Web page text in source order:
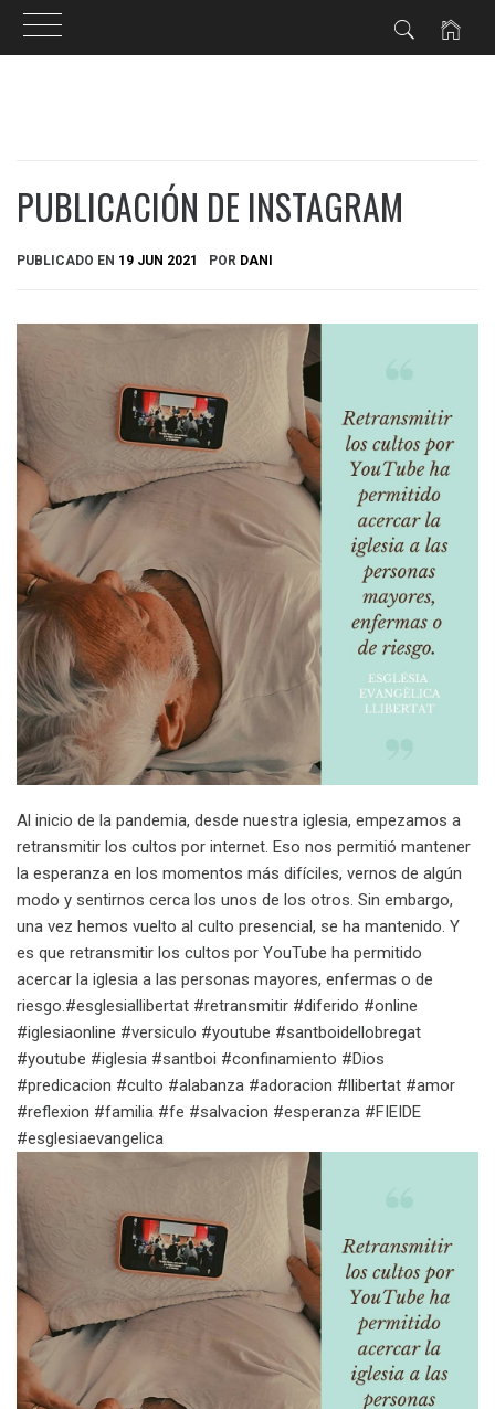
PUBLICACIÓN DE INSTAGRAM
PUBLICADO EN 19 JUN 2021 POR DANI
Al inicio de la pandemia, desde nuestra iglesia, empezamos a
retransmitir los cultos por internet. Eso nos permitió mantener
la esperanza en los momentos más difíciles, vernos de algún
modo y sentirnos cerca los unos de los otros. Sin embargo,
una vez hemos vuelto al culto presencial, se ha mantenido. Y
es que retransmitir los cultos por YouTube ha permitido
acercar la iglesia a las personas mayores, enfermas o de
riesgo.#esglesiallibertat #retransmitir #diferido #online
#iglesiaonline #versiculo #youtube #santboidellobregat
#youtube #iglesia #santboi #confinamiento #Dios
#predicacion #culto #alabanza #adoracion #llibertat #amor
#reflexion #familia #fe #salvacion #esperanza #FIEIDE
#esglesiaevangelica